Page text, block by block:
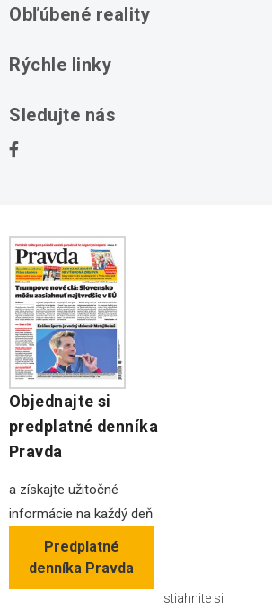
Obľúbené reality
Domy na predaj
Stavebné pozemky
Rýchle linky
Sledujte nás
Objednajte si
predplatné denníka
Pravda
a získajte užitočné
informácie na každý deň
Predplatné
denníka Pravda
stiahnite si